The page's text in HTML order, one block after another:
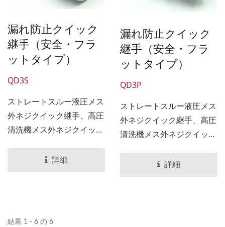
まれるため、取り外し時に
要です。
まれるため、取り外し時に
要です。
漏れ防止クイック
継手（安全・フラ
ットタイプ）
QD3S
ストレートスルー液圧メス
外ネジクイック継手、高圧
清洗機メス外ネジクイック
ス外ネジクイック継手は、
圧力損失が発生しにくいコ
詳細
漏れ防止クイック
継手（安全・フラ
ットタイプ）
QD3P
ストレートスルー液圧メス
外ネジクイック継手、高圧
清洗機メス外ネジクイック
ス外ネジクイック継手は、
圧力損失が発生しにくいコ
詳細
結果 1 - 6 の 6